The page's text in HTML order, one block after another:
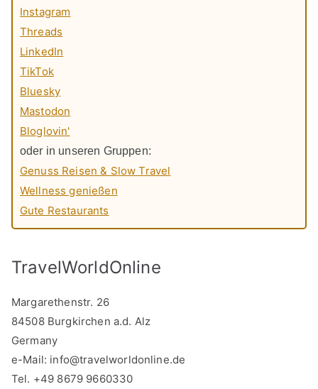
Instagram
Threads
LinkedIn
TikTok
Bluesky
Mastodon
Bloglovin'
oder in unseren Gruppen:
Genuss Reisen & Slow Travel
Wellness genießen
Gute Restaurants
TravelWorldOnline
Margarethenstr. 26
84508 Burgkirchen a.d. Alz
Germany
e-Mail: info@travelworldonline.de
Tel. +49 8679 9660330